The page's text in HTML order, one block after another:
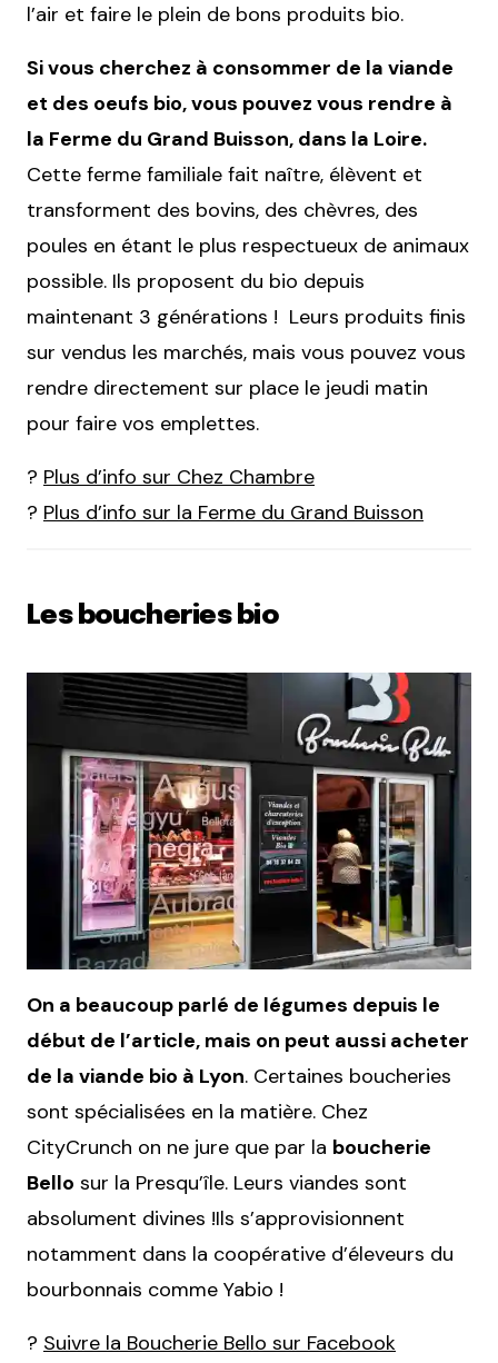
l’air et faire le plein de bons produits bio.
Si vous cherchez à consommer de la viande
et des oeufs bio, vous pouvez vous rendre à
la Ferme du Grand Buisson, dans la Loire.
Cette ferme familiale fait naître, élèvent et
transforment des bovins, des chèvres, des
poules en étant le plus respectueux de animaux
possible. Ils proposent du bio depuis
maintenant 3 générations ! Leurs produits finis
sur vendus les marchés, mais vous pouvez vous
rendre directement sur place le jeudi matin
pour faire vos emplettes.
? Plus d’info sur Chez Chambre
? Plus d’info sur la Ferme du Grand Buisson
Les boucheries bio
On a beaucoup parlé de légumes depuis le
début de l’article, mais on peut aussi acheter
de la viande bio à Lyon. Certaines boucheries
sont spécialisées en la matière. Chez
CityCrunch on ne jure que par la boucherie
Bello sur la Presqu’île. Leurs viandes sont
absolument divines !Ils s’approvisionnent
notamment dans la coopérative d’éleveurs du
bourbonnais comme Yabio !
? Suivre la Boucherie Bello sur Facebook